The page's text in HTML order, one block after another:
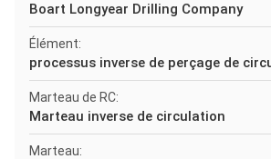
Boart Longyear Drilling Company
Élément:
processus inverse de perçage de
Marteau de RC:
Marteau inverse de circulation
Marteau: